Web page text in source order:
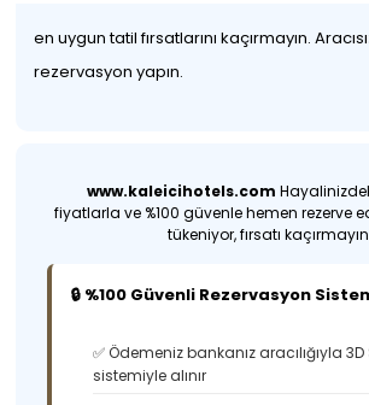
en uygun tatil fırsatlarını kaçırmayın.
rezervasyon yapın.
www.kaleicihotels.com
fiyatlarla ve %100 güvenle hemen rezerve
tükeniyor, fırsatı
🔒 %100 Güvenli Rezervasyon
✅ Ödemeniz bankanız aracılığıyla
sistemiyle alınır